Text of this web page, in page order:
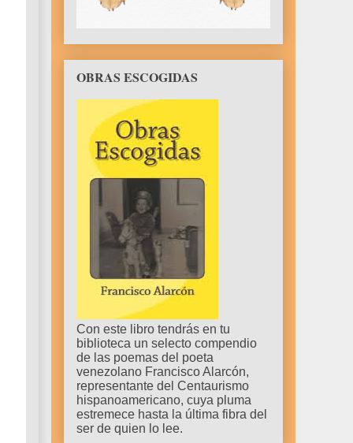
OBRAS ESCOGIDAS
Con este libro tendrás en tu
biblioteca un selecto compendio
de las poemas del poeta
venezolano Francisco Alarcón,
representante del Centaurismo
hispanoamericano, cuya pluma
estremece hasta la última fibra del
ser de quien lo lee.